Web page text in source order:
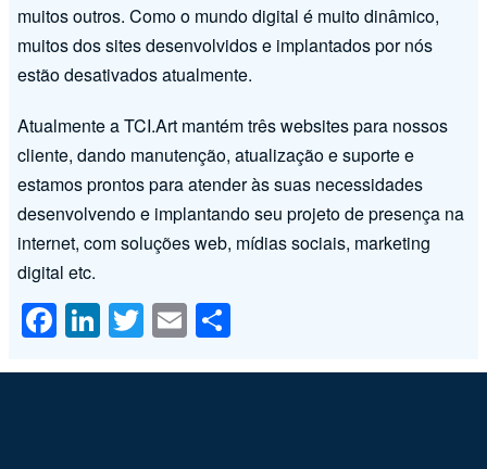
muitos outros. Como o mundo digital é muito dinâmico,
muitos dos sites desenvolvidos e implantados por nós
estão desativados atualmente.
Atualmente a TCI.Art mantém três websites para nossos
cliente, dando manutenção, atualização e suporte e
estamos prontos para atender às suas necessidades
desenvolvendo e implantando seu projeto de presença na
internet, com soluções web, mídias sociais, marketing
digital etc.
F
a
c
Li
n
k
T
wi
tt
E
m
ailar